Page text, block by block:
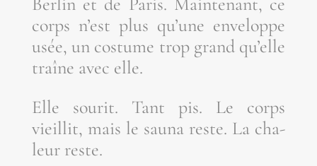
corps n’est plus qu’une enve­loppe
usée, un cos­tume trop grand qu’elle
traîne avec elle.
Elle sou­rit. Tant pis. Le corps
vieillit, mais le sau­na reste. La cha­
leur reste.